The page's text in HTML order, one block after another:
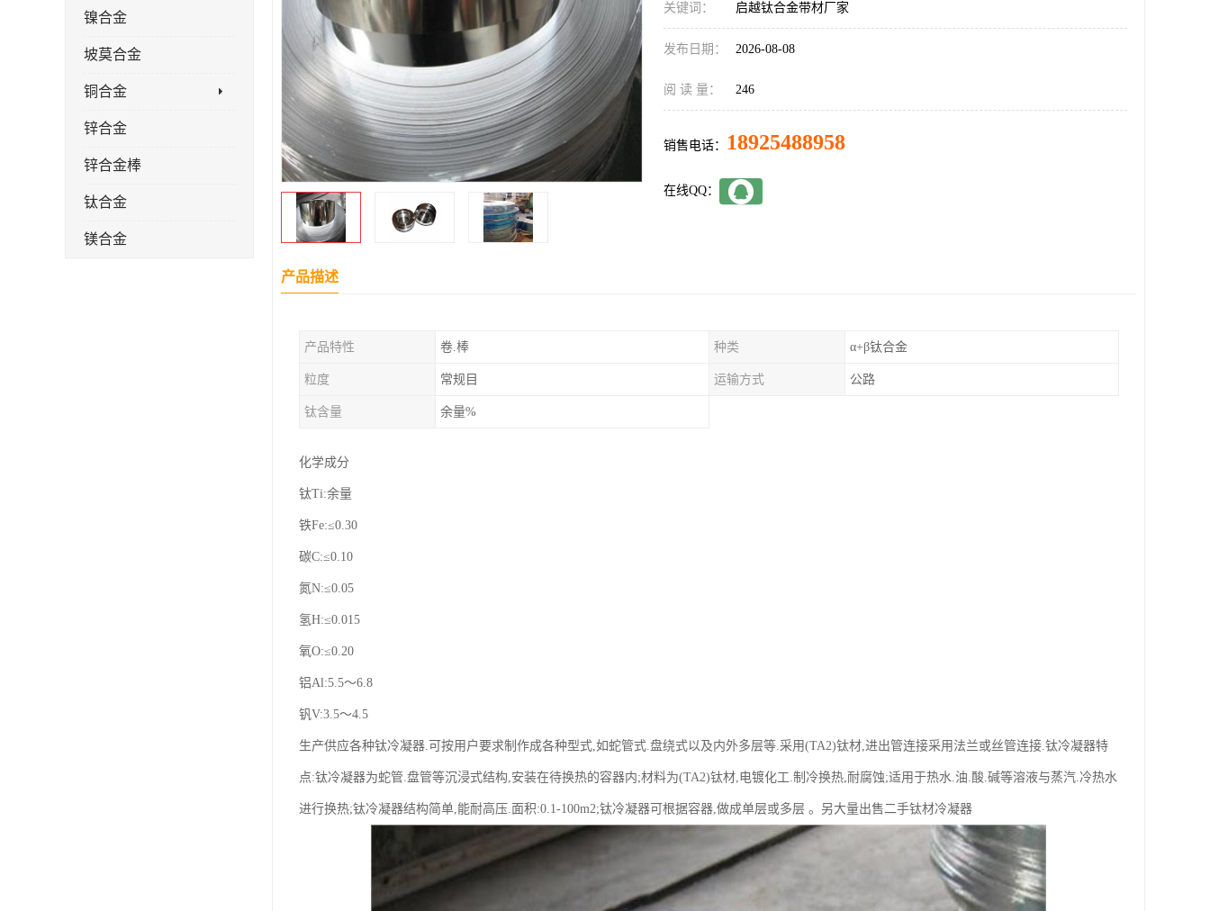
镍合金
坡莫合金
铜合金
锌合金
锌合金棒
钛合金
镁合金
关键词： 启越钛合金带材厂家
发布日期： 2026-08-08
阅 读 量： 246
销售电话： 18925488958
在线QQ：
产品描述
产品特性 卷.棒 种类 α+β钛合金
粒度 常规目 运输方式 公路
钛含量 余量%
化学成分
钛Ti:余量
铁Fe:≤0.30
碳C:≤0.10
氮N:≤0.05
氢H:≤0.015
氧O:≤0.20
铝Al:5.5～6.8
钒V:3.5～4.5
生产供应各种钛冷凝器.可按用户要求制作成各种型式,如蛇管式.盘绕式以及内外多层等.采用(TA2)钛材,进出管连接采用法兰或丝管连接.钛冷凝器特
点:钛冷凝器为蛇管.盘管等沉浸式结构,安装在待换热的容器内;材料为(TA2)钛材,电镀化工.制冷换热,耐腐蚀;适用于热水.油.酸.碱等溶液与蒸汽.冷热水
进行换热;钛冷凝器结构简单,能耐高压.面积:0.1-100m2;钛冷凝器可根据容器,做成单层或多层 。另大量出售二手钛材冷凝器